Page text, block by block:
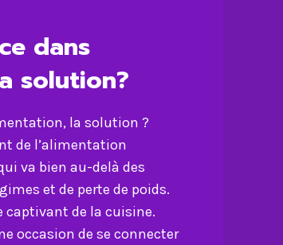
dans
solution?
la solution ?
de l’alimentation
va bien au-delà des
et de perte de poids.
captivant de la cuisine.
occasion de se connecter